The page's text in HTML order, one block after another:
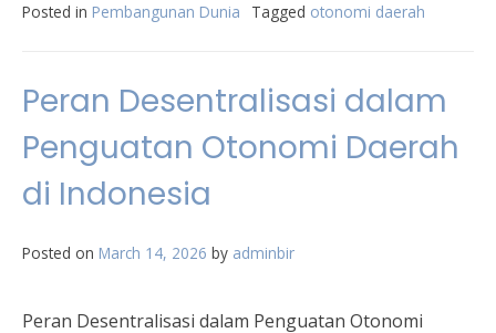
Posted in Pembangunan Dunia Tagged otonomi daerah
Peran Desentralisasi dalam
Penguatan Otonomi Daerah
di Indonesia
Posted on March 14, 2026 by adminbir
Peran Desentralisasi dalam Penguatan Otonomi